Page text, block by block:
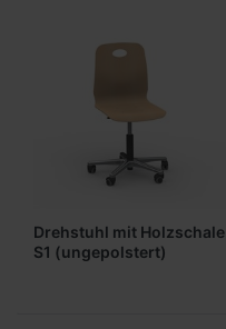
Drehstuhl mit Holzschale
S1 (ungepolstert)